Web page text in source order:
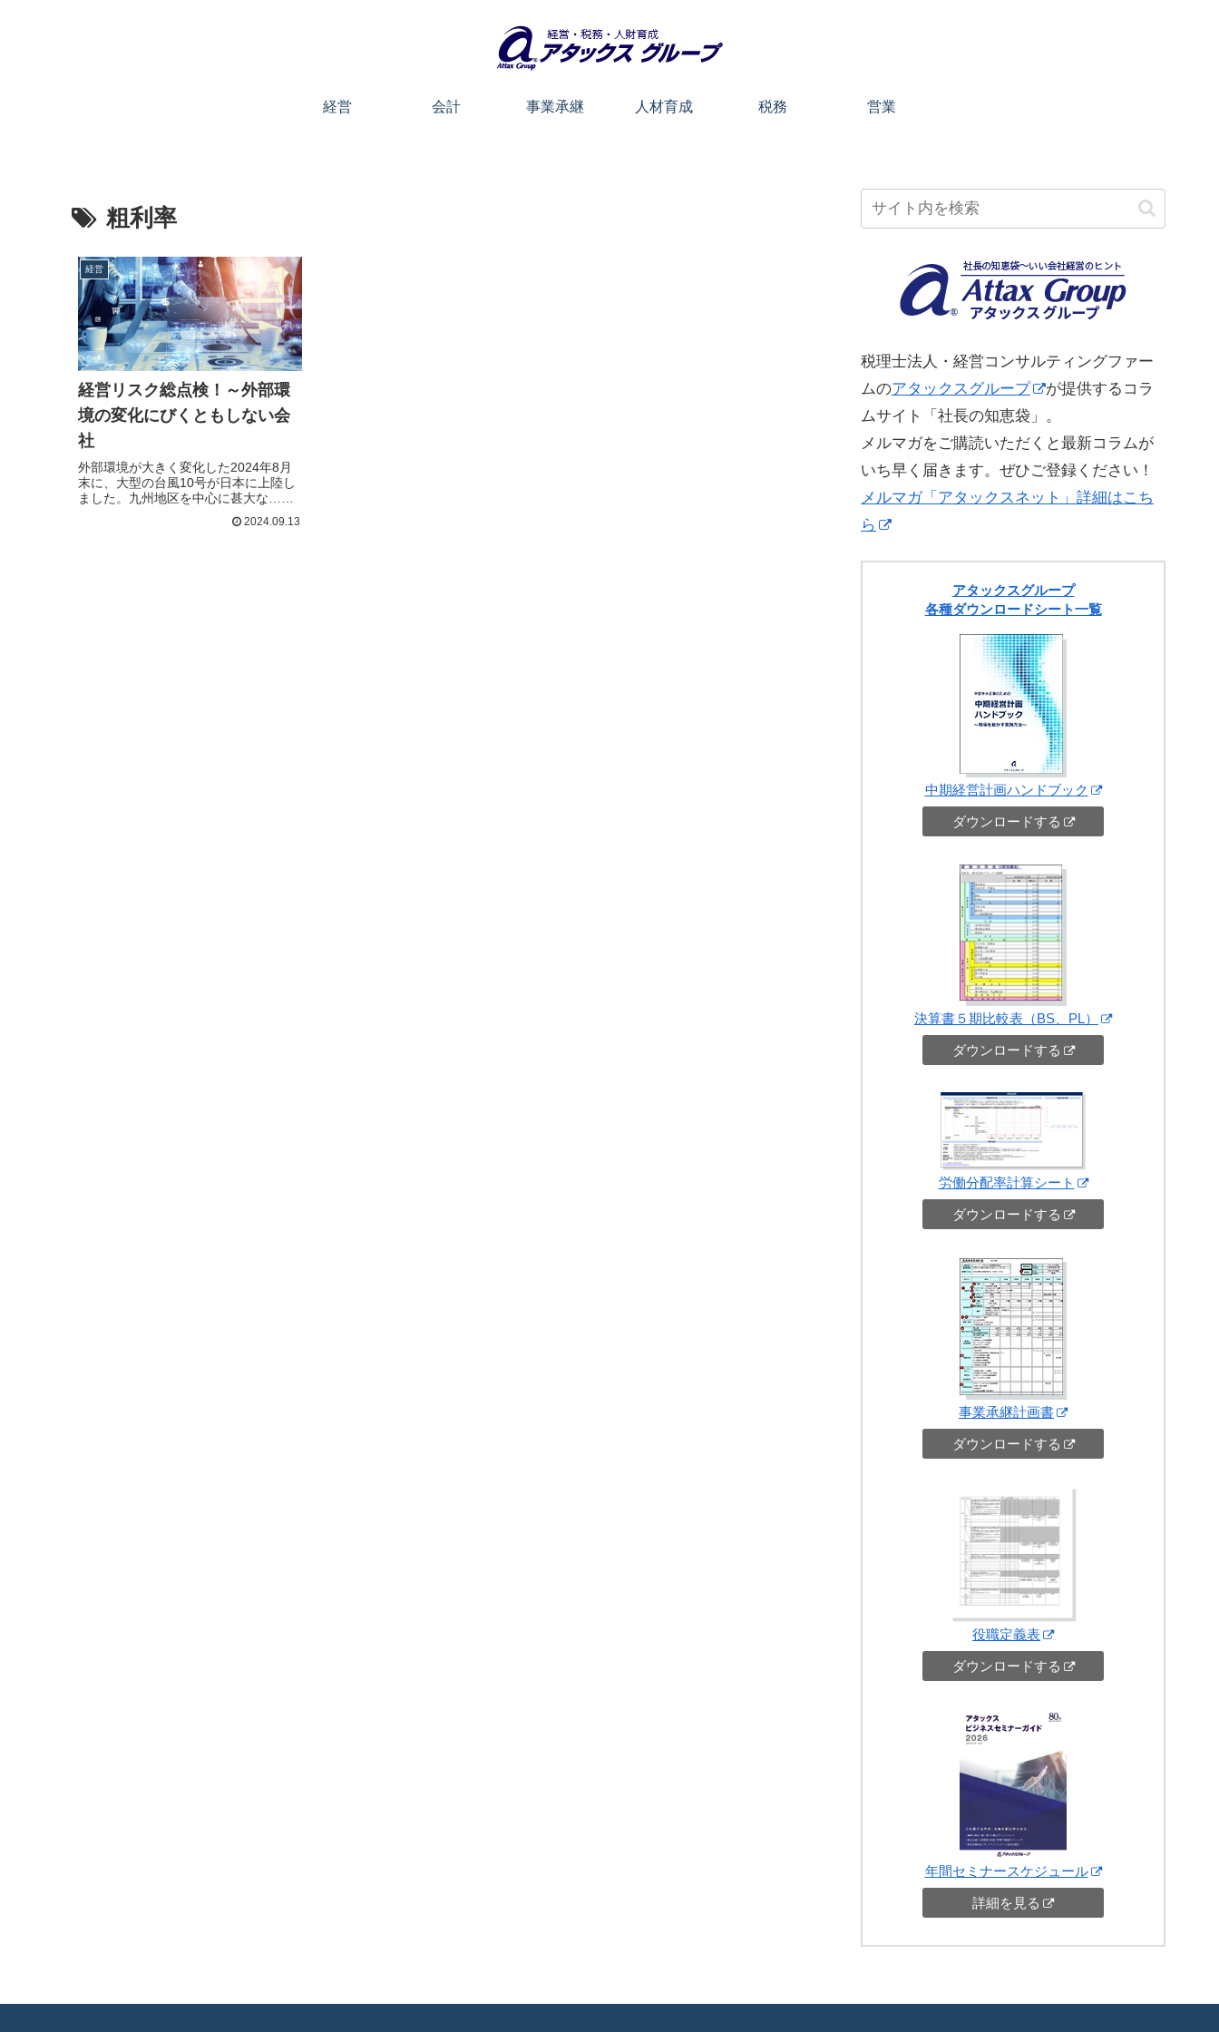
経営 会計 事業承継 人材育成 税務 営業
粗利率
経営
経営リスク総点検！～外部環
境の変化にびくともしない会
社
外部環境が大きく変化した2024年8月
末に、大型の台風10号が日本に上陸し
ました。九州地区を中心に甚大な…続
2024.09.13
税理士法人・経営コンサルティングファー
ムのアタックスグループ
が提供するコラ
ムサイト「社長の知恵袋」。
メルマガをご購読いただくと最新コラムが
いち早く届きます。ぜひご登録ください！
メルマガ「アタックスネット」詳細はこち
ら
アタックスグループ
各種ダウンロードシート一覧
中期経営計画ハンドブック
ダウンロードする
決算書５期比較表（BS、PL）
ダウンロードする
労働分配率計算シート
ダウンロードする
事業承継計画書
ダウンロードする
役職定義表
ダウンロードする
年間セミナースケジュール
詳細を見る